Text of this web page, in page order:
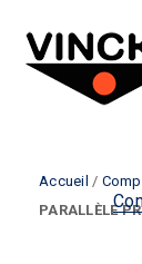
Accueil /
PARALLÈLE